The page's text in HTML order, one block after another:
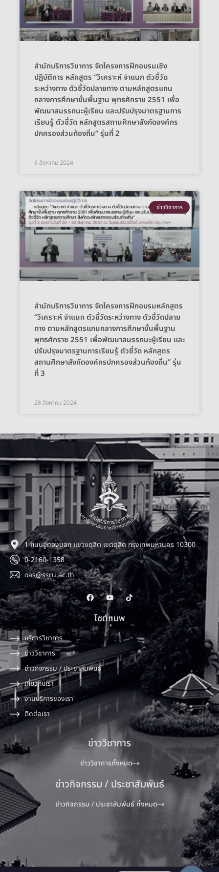
สำนักบริการวิชาการ จัดโครงการฝึกอบรมเชิง
ปฏิบัติการ หลักสูตร “วิเคราะห์ จำแนก ตัวชี้วัด
ระหว่างทาง ตัวชี้วัดปลายทาง ตามหลักสูตรแกน
กลางการศึกษาขั้นพื้นฐาน พุทธศักราช 2551 เพื่อ
พัฒนาสมรรถนะผู้เรียน และปรับปรุงมาตรฐานการ
เรียนรู้ ตัวชี้วัด หลักสูตรสถานศึกษาสังกัดองค์กร
ปกครองส่วนท้องถิ่น” รุ่นที่ 2
6 สิงหาคม 2024
ข่าววิชาการ
สำนักบริการวิชาการ จัดโครงการฝึกอบรมหลักสูตร
“วิเคราะห์ จำแนก ตัวชี้วัดระหว่างทาง ตัวชี้วัดปลาย
ทาง ตามหลักสูตรแกนกลางการศึกษาขั้นพื้นฐาน
พุทธศักราช 2551 เพื่อพัฒนาสมรรถนะผู้เรียน และ
ปรับปรุงมาตรฐานการเรียนรู้ ตัวชี้วัด หลักสูตร
สถานศึกษาสังกัดองค์กรปกครองส่วนท้องถิ่น” รุ่น
ที่ 3
28 สิงหาคม 2024
1 ถนนอู่ทองนอก แขวงดุสิต เขตดุสิต กรุงเทพมหานคร 10300
0-2160-1358
oas@ssru.ac.th
ไซต์แมพ
บริการวิชาการ
ข่าววิชาการ
ข่าวกิจกรรม / ประชาสัมพันธ์
เกี่ยวกับเรา
งานบริการของเรา
ติดต่อเรา
ข่าววิชาการ
ข่าววิชาการทั้งหมด
ข่าวกิจกรรม / ประชาสัมพันธ์
ข่าวกิจกรรม / ประชาสัมพันธ์ ทั้งหมด